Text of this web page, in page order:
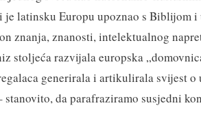
je latinsku Europu upoznao s Biblijom
znanja, znanosti, intelektualnog
stoljeća razvijala europska
generirala i artikulirala svijest
da parafraziramo susjedni